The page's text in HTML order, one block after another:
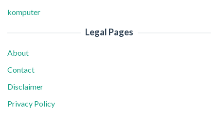
komputer
Legal Pages
About
Contact
Disclaimer
Privacy Policy